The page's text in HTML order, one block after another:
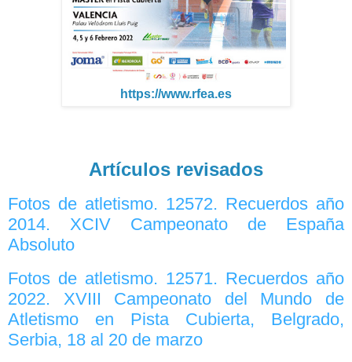
https://www.rfea.es
Artículos revisados
Fotos de atletismo. 12572. Recuerdos año
2014. XCIV Campeonato de España
Absoluto
Fotos de atletismo. 12571. Recuerdos año
2022. XVIII Campeonato del Mundo de
Atletismo en Pista Cubierta, Belgrado,
Serbia, 18 al 20 de marzo